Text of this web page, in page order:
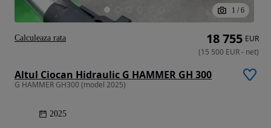
1 / 6
Altul Ciocan Hidraulic G HAMMER GH 300
G HAMMER GH300 (model 2025)
2025
18 755 EUR
(15 500 EUR- net)
Calculeaza rata